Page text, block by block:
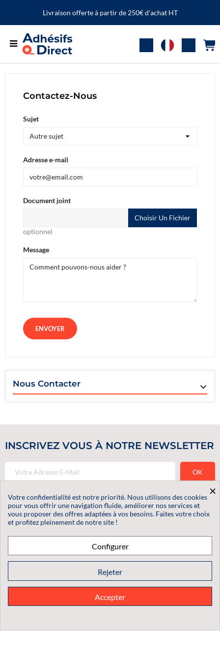
Livraison offerte à partir de 250€ d'achat HT
Contactez-Nous
Sujet
Adresse e-mail
Document joint
Choisir Un Fichier
optionnel
Message
Nous Contacter
INSCRIVEZ VOUS À NOTRE NEWSLETTER
Nous Contacter
Nos Services
Votre Compte
adhésifs personnalisés et rubans adhésifs pour le bâtiment en
proposant des solutions résistantes et adaptées aux professionnels
×
Votre confidentialité est notre priorité. Nous utilisons des cookies
pour vous offrir une navigation fluide, améliorer nos services et
vous proposer des offres adaptées à vos besoins. Faites votre choix
et profitez pleinement de notre site !
Configurer
Rejeter
Accepter